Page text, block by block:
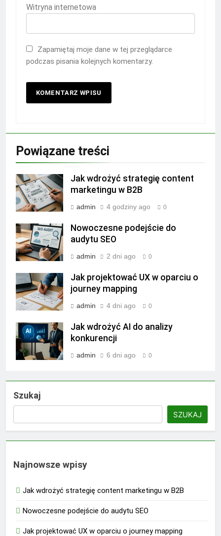
Witryna internetowa
Zapamiętaj moje dane w tej przeglądarce
podczas pisania kolejnych komentarzy.
Powiązane treści
Jak wdrożyć strategię content
marketingu w B2B
admin 4 godziny ago 0
Nowoczesne podejście do
audytu SEO
admin 2 dni ago 0
Jak projektować UX w oparciu o
journey mapping
admin 4 dni ago 0
Jak wdrożyć AI do analizy
konkurencji
admin 6 dni ago 0
Szukaj
SZUKAJ
Najnowsze wpisy
Jak wdrożyć strategię content marketingu w B2B
Nowoczesne podejście do audytu SEO
Jak projektować UX w oparciu o journey mapping